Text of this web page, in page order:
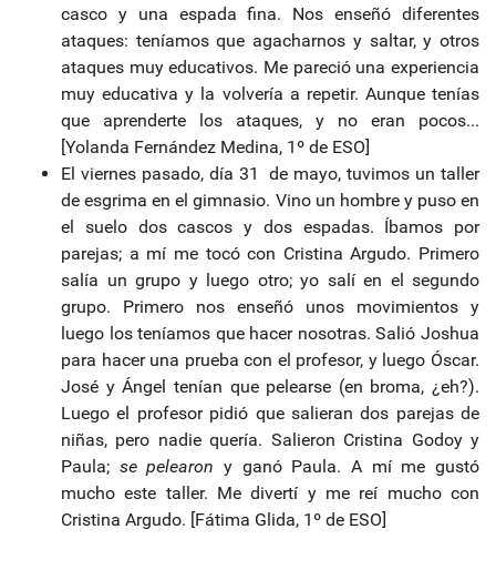
casco y una espada fina. Nos enseñó diferentes
ataques: teníamos que agacharnos y saltar, y otros
ataques muy educativos. Me pareció una experiencia
muy educativa y la volvería a repetir. Aunque tenías
que aprenderte los ataques, y no eran pocos...
[Yolanda Fernández Medina, 1º de ESO]
El viernes pasado, día 31 de mayo, tuvimos un taller
de esgrima en el gimnasio. Vino un hombre y puso en
el suelo dos cascos y dos espadas. Íbamos por
parejas; a mí me tocó con Cristina Argudo. Primero
salía un grupo y luego otro; yo salí en el segundo
grupo. Primero nos enseñó unos movimientos y
luego los teníamos que hacer nosotras. Salió Joshua
para hacer una prueba con el profesor, y luego Óscar.
José y Ángel tenían que pelearse (en broma, ¿eh?).
Luego el profesor pidió que salieran dos parejas de
niñas, pero nadie quería. Salieron Cristina Godoy y
Paula; se pelearon y ganó Paula. A mí me gustó
mucho este taller. Me divertí y me reí mucho con
Cristina Argudo. [Fátima Glida, 1º de ESO]